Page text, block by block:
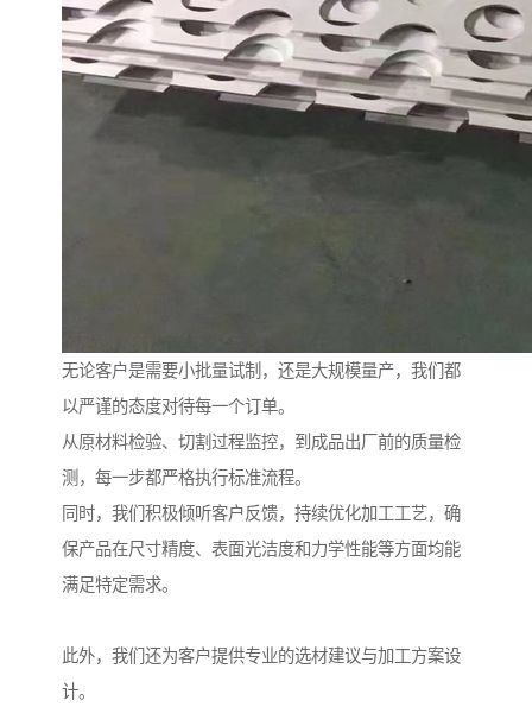
无论客户是需要小批量试制，还是大规模量产，我们都
以严谨的态度对待每一个订单。
从原材料检验、切割过程监控，到成品出厂前的质量检
测，每一步都严格执行标准流程。
同时，我们积极倾听客户反馈，持续优化加工工艺，确
保产品在尺寸精度、表面光洁度和力学性能等方面均能
满足特定需求。
此外，我们还为客户提供专业的选材建议与加工方案设
计。